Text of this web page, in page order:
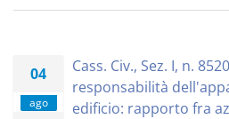
04
ago
Cass. Civ., Sez. I, n.
responsabilità
edificio: rapporto fra